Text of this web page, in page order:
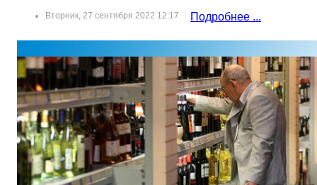
Вторник, 27 сентября 2022 12:17 Подробнее ...